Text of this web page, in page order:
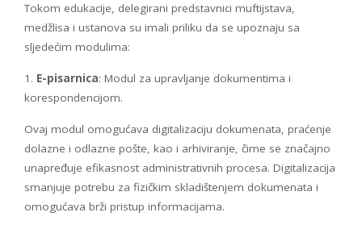
Tokom edukacije, delegirani predstavnici muftijstava,
medžlisa i ustanova su imali priliku da se upoznaju sa
sljedećim modulima:
1. E-pisarnica: Modul za upravljanje dokumentima i
korespondencijom.
Ovaj modul omogućava digitalizaciju dokumenata, praćenje
dolazne i odlazne pošte, kao i arhiviranje, čime se značajno
unapređuje efikasnost administrativnih procesa. Digitalizacija
smanjuje potrebu za fizičkim skladištenjem dokumenata i
omogućava brži pristup informacijama.